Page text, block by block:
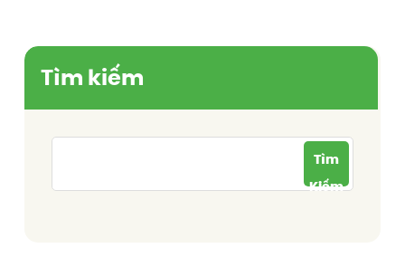
Tìm kiếm
Tìm
Kiếm